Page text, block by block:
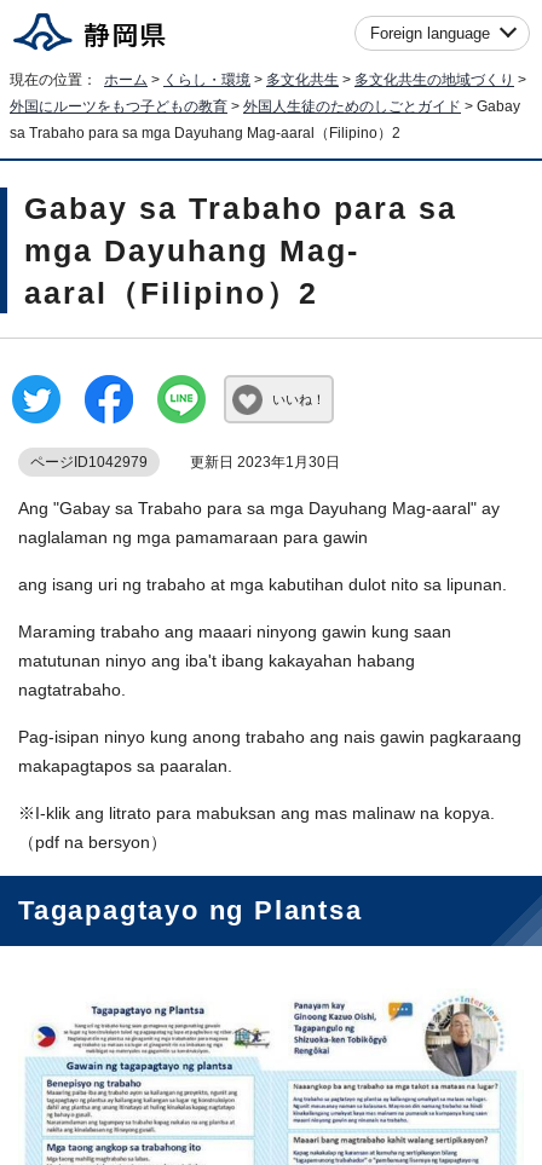
Foreign language
現在の位置： ホーム > くらし・環境 > 多文化共生 > 多文化共生の地域づくり >
外国にルーツをもつ子どもの教育 > 外国人生徒のためのしごとガイド > Gabay
sa Trabaho para sa mga Dayuhang Mag-aaral（Filipino）2
Gabay sa Trabaho para sa
mga Dayuhang Mag-
aaral（Filipino）2
いいね！
ページID1042979 更新日 2023年1月30日
Ang "Gabay sa Trabaho para sa mga Dayuhang Mag-aaral" ay
naglalaman ng mga pamamaraan para gawin
ang isang uri ng trabaho at mga kabutihan dulot nito sa lipunan.
Maraming trabaho ang maaari ninyong gawin kung saan
matutunan ninyo ang iba't ibang kakayahan habang
nagtatrabaho.
Pag-isipan ninyo kung anong trabaho ang nais gawin pagkaraang
makapagtapos sa paaralan.
※I-klik ang litrato para mabuksan ang mas malinaw na kopya.
（pdf na bersyon）
Tagapagtayo ng Plantsa